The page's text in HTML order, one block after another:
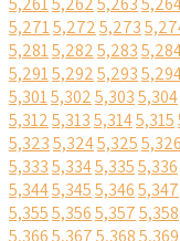
5,2715,2725,273
5,2815,2825,283
5,2915,2925,293
5,3015,3025,3035,304
5,3125,3135,3145,315
5,3235,3245,3255,326
5,3335,3345,3355,336
5,3445,3455,3465,347
5,3555,3565,3575,358